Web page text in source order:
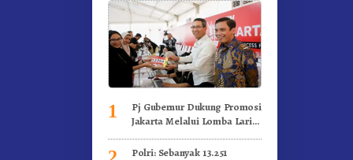
1
Pj Gubernur Dukung Promosi
Jakarta Melalui Lomba Lari
Polri: Sebanyak 13.251